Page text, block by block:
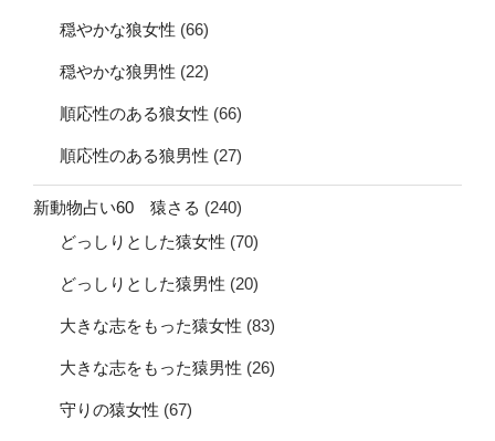
穏やかな狼女性 (66)
穏やかな狼男性 (22)
順応性のある狼女性 (66)
順応性のある狼男性 (27)
新動物占い60 猿さる (240)
どっしりとした猿女性 (70)
どっしりとした猿男性 (20)
大きな志をもった猿女性 (83)
大きな志をもった猿男性 (26)
守りの猿女性 (67)